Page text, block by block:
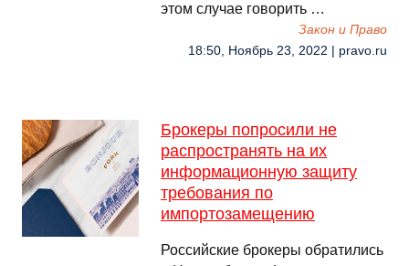
этом случае говорить …
Закон и Право
18:50, Ноябрь 23, 2022 | pravo.ru
Брокеры попросили не
распространять на их
информационную защиту
требования по
импортозамещению
Российские брокеры обратились